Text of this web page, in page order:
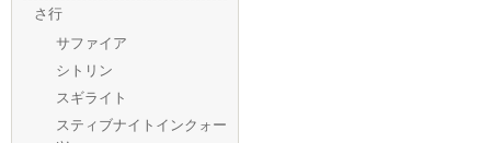
さ行
サファイア
シトリン
スギライト
スティブナイトインクォー